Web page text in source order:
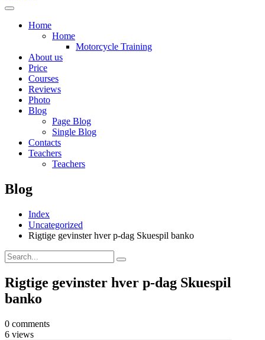
Home
Home
Motorcycle Training
About us
Price
Courses
Reviews
Photo
Blog
Page Blog
Single Blog
Contacts
Teachers
Teachers
Blog
Index
Uncategorized
Rigtige gevinster hver p-dag Skuespil banko
Rigtige gevinster hver p-dag Skuespil
banko
0 comments
6 views